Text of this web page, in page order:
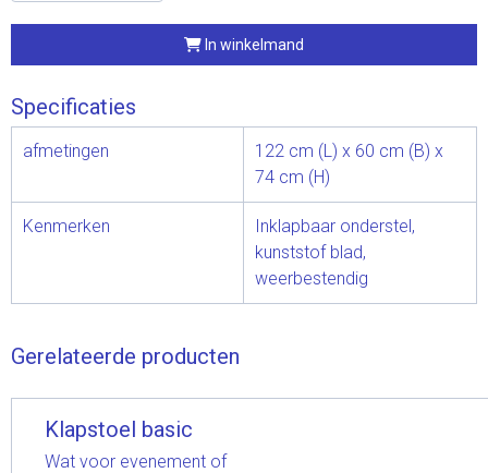
In winkelmand
Specificaties
afmetingen
122 cm (L) x 60 cm (B) x
74 cm (H)
Kenmerken
Inklapbaar onderstel,
kunststof blad,
weerbestendig
Gerelateerde producten
Klapstoel basic
Wat voor evenement of